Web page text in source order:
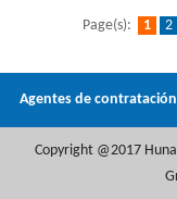
Page(s): 1 2
Agentes de contratación
Copyright @2017